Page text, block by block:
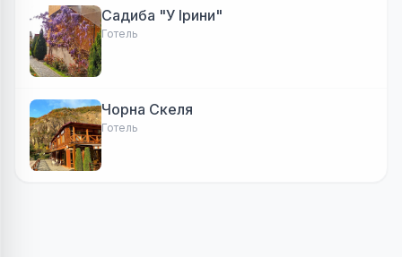
Садиба "У Ірини"
Готель
Чорна Скеля
Готель